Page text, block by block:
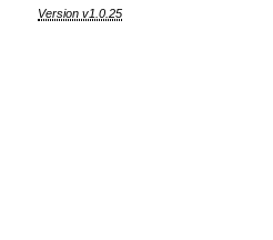
Version v1.0.25